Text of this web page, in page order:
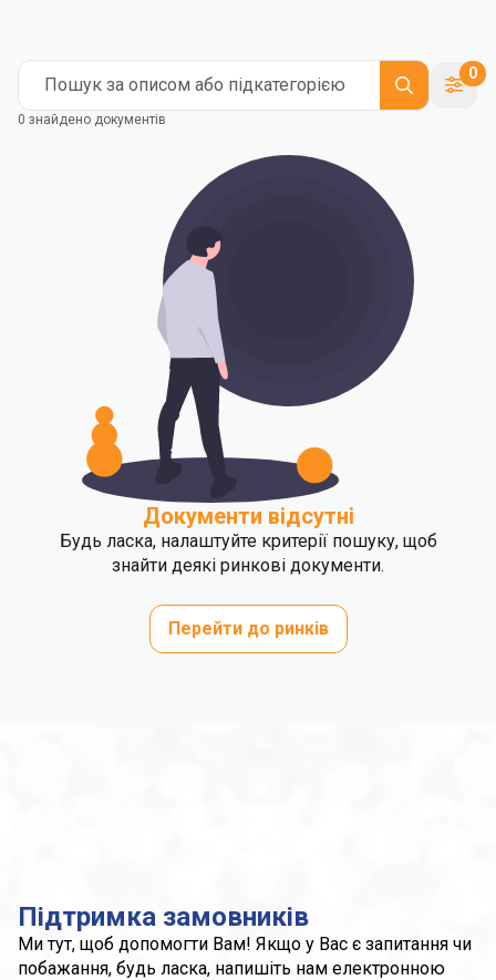
Пошук за описом або підкатегорією
0
0 знайдено документів
Документи відсутні
Будь ласка, налаштуйте критерії пошуку, щоб
знайти деякі ринкові документи.
Перейти до ринків
Підтримка замовників
Ми тут, щоб допомогти Вам! Якщо у Вас є запитання чи
побажання, будь ласка, напишіть нам електронною